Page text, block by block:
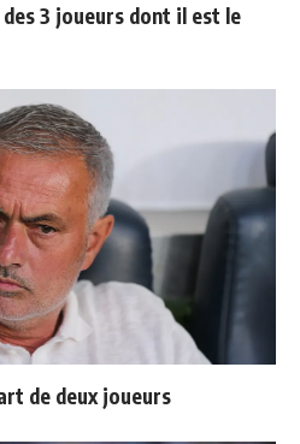
3 joueurs dont il est le
de deux joueurs